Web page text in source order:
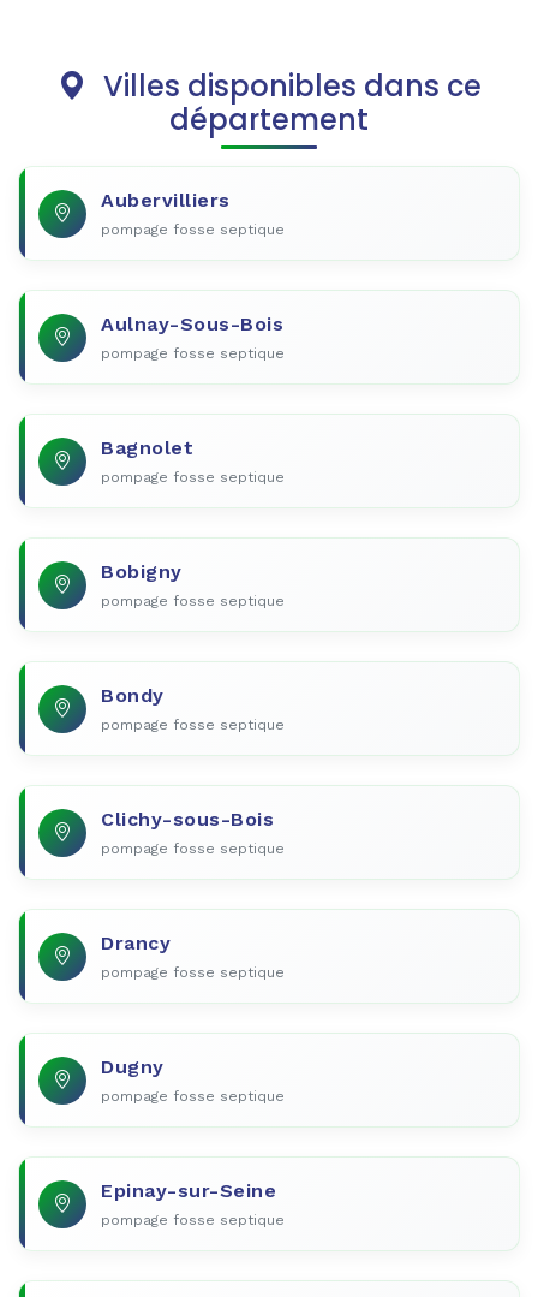
Villes disponibles dans ce
département
Aubervilliers
pompage fosse septique
Aulnay-Sous-Bois
pompage fosse septique
Bagnolet
pompage fosse septique
Bobigny
pompage fosse septique
Bondy
pompage fosse septique
Clichy-sous-Bois
pompage fosse septique
Drancy
pompage fosse septique
Dugny
pompage fosse septique
Epinay-sur-Seine
pompage fosse septique